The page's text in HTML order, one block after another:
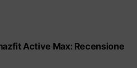
Active Max: Recensione